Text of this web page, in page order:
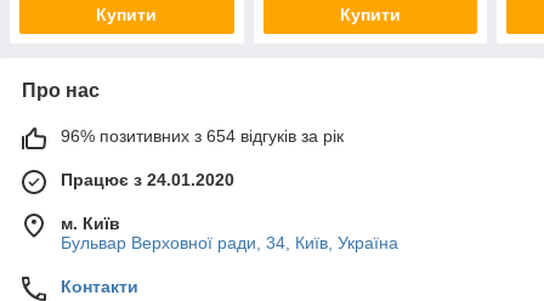
Купити Купити
Про нас
96% позитивних з 654 відгуків за рік
Працює з 24.01.2020
м. Київ
Бульвар Верховної ради, 34, Київ, Україна
Контакти